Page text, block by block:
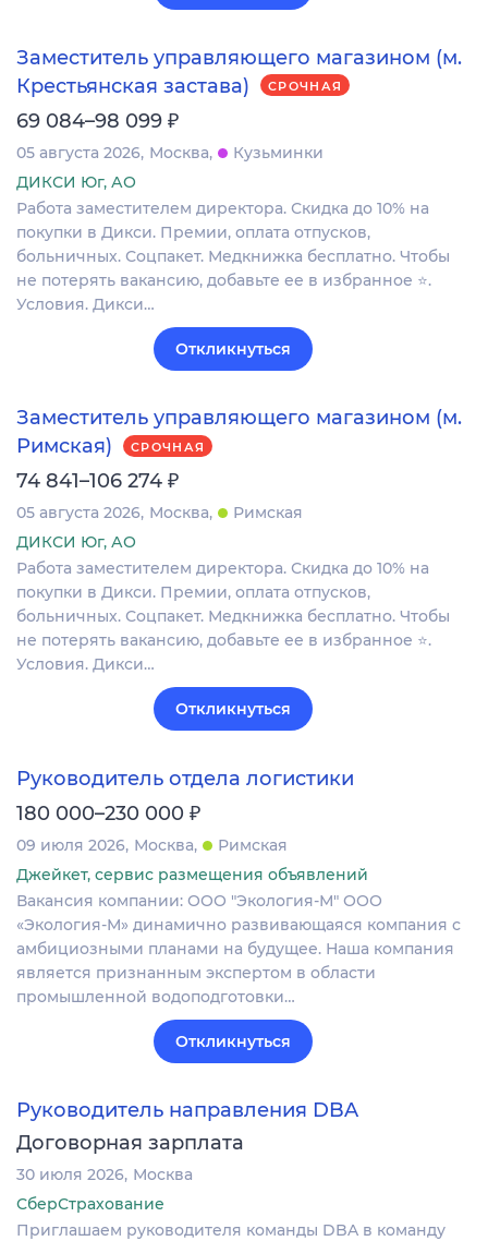
Заместитель управляющего магазином (м.
Крестьянская застава)
СРОЧНАЯ
69 084–98 099 ₽
05 августа 2026 Москва
Кузьминки
ДИКСИ Юг, АО
Работа заместителем директора. Скидка до 10% на
покупки в Дикси. Премии, оплата отпусков,
больничных. Соцпакет. Медкнижка бесплатно. Чтобы
не потерять вакансию, добавьте ее в избранное ⭐.
Условия. Дикси…
Откликнуться
Заместитель управляющего магазином (м.
Римская)
СРОЧНАЯ
74 841–106 274 ₽
05 августа 2026 Москва
Римская
ДИКСИ Юг, АО
Работа заместителем директора. Скидка до 10% на
покупки в Дикси. Премии, оплата отпусков,
больничных. Соцпакет. Медкнижка бесплатно. Чтобы
не потерять вакансию, добавьте ее в избранное ⭐.
Условия. Дикси…
Откликнуться
Руководитель отдела логистики
180 000–230 000 ₽
09 июля 2026 Москва
Римская
Джейкет, сервис размещения объявлений
Вакансия компании: ООО "Экология-М" ООО
«Экология-М» динамично развивающаяся компания с
амбициозными планами на будущее. Наша компания
является признанным экспертом в области
промышленной водоподготовки…
Откликнуться
Руководитель направления DBA
Договорная зарплата
30 июля 2026 Москва
СберСтрахование
Приглашаем руководителя команды DBA в команду